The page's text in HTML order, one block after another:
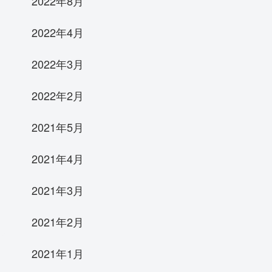
2022年4月
2022年3月
2022年2月
2021年5月
2021年4月
2021年3月
2021年2月
2021年1月